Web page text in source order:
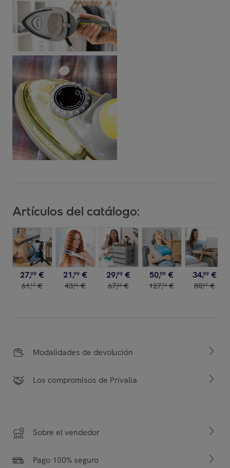
Artículos del catálogo:
27,99 €
61,17 €
21,99 €
43,02 €
29,99 €
67,22 €
50,99 €
127,72 €
34,99 €
80,07 €
Modalidades de devolución
Los compromisos de Privalia
Sobre el vendedor
Pago 100% seguro